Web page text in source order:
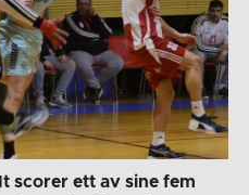
scorer ett av sine fem